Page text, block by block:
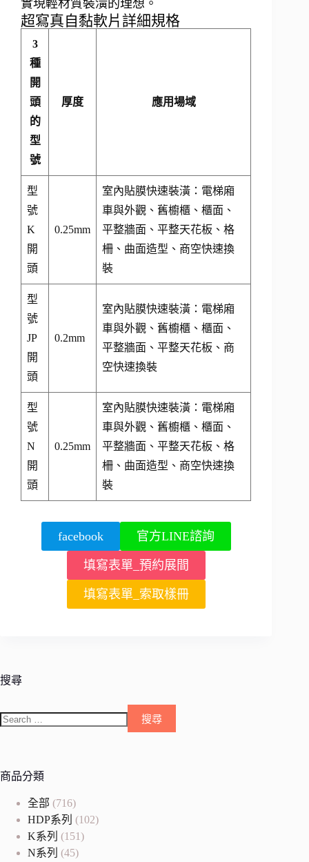
實現輕材質裝潢的理想。
超寫真自黏軟片詳細規格
3
種
開
頭
的
型
號
厚度 應用場域
型
號
K
開
頭
0.25mm
室內貼膜快速裝潢：電梯廂
車與外觀、舊櫥櫃、櫃面、
平整牆面、平整天花板、格
柵、曲面造型、商空快速換
裝
型
號
JP
開
頭
0.2mm
室內貼膜快速裝潢：電梯廂
車與外觀、舊櫥櫃、櫃面、
平整牆面、平整天花板、商
空快速換裝
型
號
N
開
頭
0.25mm
室內貼膜快速裝潢：電梯廂
車與外觀、舊櫥櫃、櫃面、
平整牆面、平整天花板、格
柵、曲面造型、商空快速換
裝
facebook 官方LINE諮詢
填寫表單_預約展間
填寫表單_索取樣冊
搜尋
商品分類
全部 (716)
HDP系列 (102)
K系列 (151)
N系列 (45)